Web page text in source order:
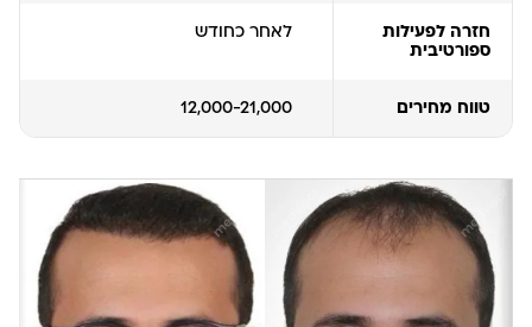
חזרה לפעילות
ספורטיבית
לאחר כחודש
טווח מחירים 12,000-21,000